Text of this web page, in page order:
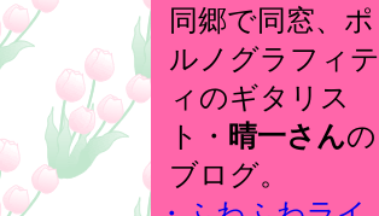
同郷で同窓、ポ
ルノグラフィテ
ィのギタリス
ト・ 晴一さんの
ブログ。